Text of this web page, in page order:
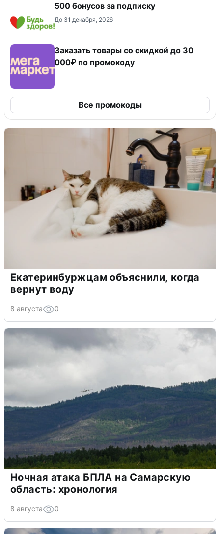
500 бонусов за подписку
До 31 декабря, 2026
Заказать товары со скидкой до 30
000₽ по промокоду
Все промокоды
Екатеринбуржцам объяснили, когда
вернут воду
8 августа 0
Ночная атака БПЛА на Самарскую
область: хронология
8 августа 0